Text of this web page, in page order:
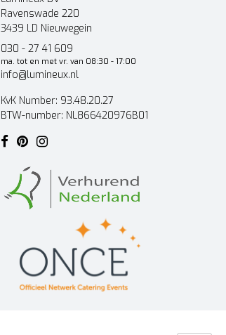
Ravenswade 220
3439 LD Nieuwegein
030 - 27 41 609
ma. tot en met vr. van 08:30 - 17:00
info@lumineux.nl
KvK Number: 93.48.20.27
BTW-number: NL866420976B01